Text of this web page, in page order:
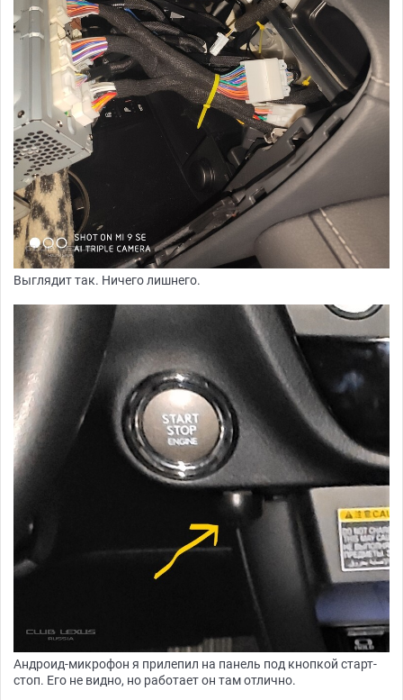
Выглядит так. Ничего лишнего.
Андроид-микрофон я прилепил на панель под кнопкой старт-
стоп. Его не видно, но работает он там отлично.